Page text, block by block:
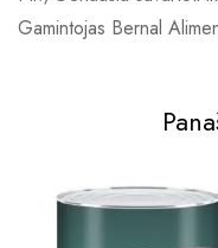
Gamintojas Bernal